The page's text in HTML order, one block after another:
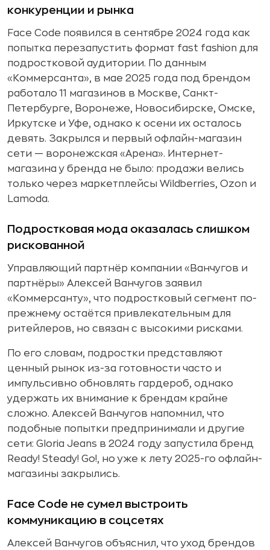
конкуренции и рынка
Face Code появился в сентябре 2024 года как
попытка перезапустить формат fast fashion для
подростковой аудитории. По данным
«Коммерсанта», в мае 2025 года под брендом
работало 11 магазинов в Москве, Санкт-
Петербурге, Воронеже, Новосибирске, Омске,
Иркутске и Уфе, однако к осени их осталось
девять. Закрылся и первый офлайн-магазин
сети — воронежская «Арена». Интернет-
магазина у бренда не было: продажи велись
только через маркетплейсы Wildberries, Ozon и
Lamoda.
Подростковая мода оказалась слишком
рискованной
Управляющий партнёр компании «Ванчугов и
партнёры» Алексей Ванчугов заявил
«Коммерсанту», что подростковый сегмент по-
прежнему остаётся привлекательным для
ритейлеров, но связан с высокими рисками.
По его словам, подростки представляют
ценный рынок из-за готовности часто и
импульсивно обновлять гардероб, однако
удержать их внимание к брендам крайне
сложно. Алексей Ванчугов напомнил, что
подобные попытки предпринимали и другие
сети: Gloria Jeans в 2024 году запустила бренд
Ready! Steady! Go!, но уже к лету 2025-го офлайн-
магазины закрылись.
Face Code не сумел выстроить
коммуникацию в соцсетях
Алексей Ванчугов объяснил, что уход брендов